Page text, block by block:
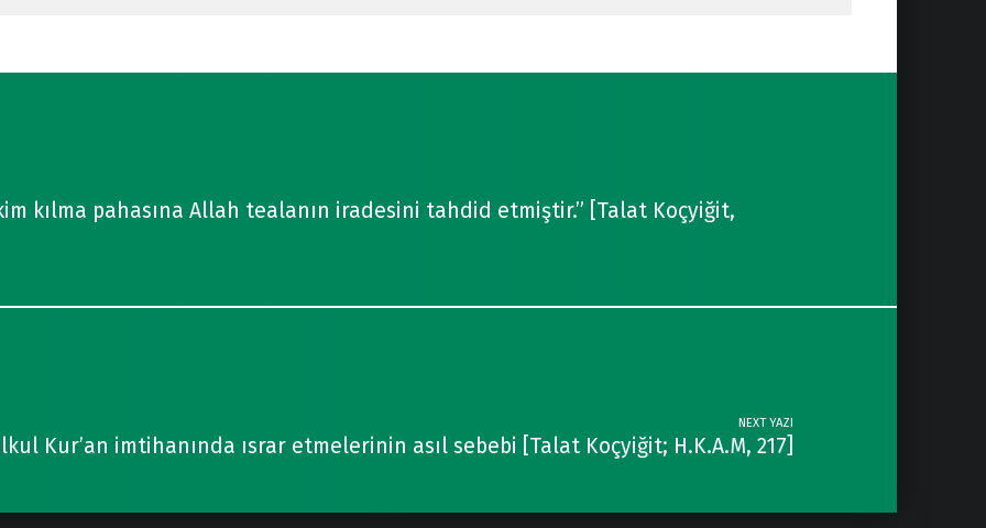
kılma pahasına Allah tealanın iradesini tahdid etmiştir.” [Talat Koçyiğit,
NEXT YAZI
Kur’an imtihanında ısrar etmelerinin asıl sebebi [Talat Koçyiğit; H.K.A.M, 217]